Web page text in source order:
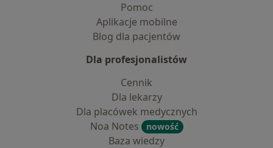
Pomoc
Aplikacje mobilne
Blog dla pacjentów
Dla profesjonalistów
Cennik
Dla lekarzy
Dla placówek medycznych
Noa Notes
nowość
Baza wiedzy